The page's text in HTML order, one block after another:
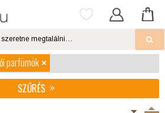
parfümök
SZŰRÉS